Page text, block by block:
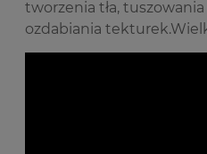
tworzenia tła,
ozdabiania